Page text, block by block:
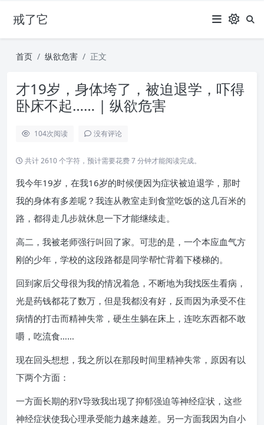
戒了它
首页 纵欲危害 正文
才19岁，身体垮了，被迫退学，吓得
卧床不起…… | 纵欲危害
104次阅读 没有评论
共计 2610 个字符，预计需要花费 7 分钟才能阅读完成。
我今年19岁，在我16岁的时候便因为症状被迫退学，那时
我的身体有多差呢？我连从教室走到食堂吃饭的这几百米的
路，都得走几步就休息一下才能继续走。
高二，我被老师强行叫回了家。可悲的是，一个本应血气方
刚的少年，学校的这段路都是同学帮忙背着下楼梯的。
回到家后父母很为我的情况着急，不断地为我找医生看病，
光是药钱都花了数万，但是我都没有好，反而因为承受不住
病情的打击而精神失常，硬生生躺在床上，连吃东西都不敢
嚼，吃流食……
现在回头想想，我之所以在那段时间里精神失常，原因有以
下两个方面：
一方面长期的邪Y导致我出现了抑郁强迫等神经症状，这些
神经症状使我心理承受能力越来越差。另一方面我因为自小